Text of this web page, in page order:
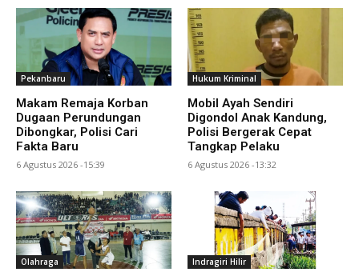
Pekanbaru
Makam Remaja Korban
Dugaan Perundungan
Dibongkar, Polisi Cari
Fakta Baru
6 Agustus 2026 -15:39
Hukum Kriminal
Mobil Ayah Sendiri
Digondol Anak Kandung,
Polisi Bergerak Cepat
Tangkap Pelaku
6 Agustus 2026 -13:32
Olahraga Indragiri Hilir